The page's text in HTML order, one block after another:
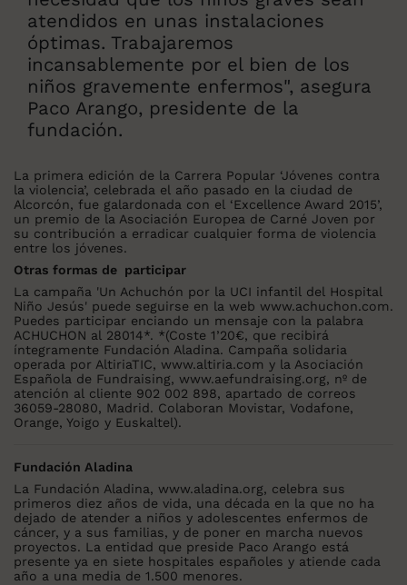
atendidos en unas instalaciones
óptimas. Trabajaremos
incansablemente por el bien de los
niños gravemente enfermos", asegura
Paco Arango, presidente de la
fundación.
La primera edición de la Carrera Popular ‘Jóvenes contra
la violencia’, celebrada el año pasado en la ciudad de
Alcorcón, fue galardonada con el ‘Excellence Award 2015’,
un premio de la Asociación Europea de Carné Joven por
su contribución a erradicar cualquier forma de violencia
entre los jóvenes.
Otras formas de participar
La campaña 'Un Achuchón por la UCI infantil del Hospital
Niño Jesús' puede seguirse en la web www.achuchon.com.
Puedes participar enciando un mensaje con la palabra
ACHUCHON al 28014*. *(Coste 1’20€, que recibirá
íntegramente Fundación Aladina. Campaña solidaria
operada por AltiriaTIC, www.altiria.com y la Asociación
Española de Fundraising, www.aefundraising.org, nº de
atención al cliente 902 002 898, apartado de correos
36059-28080, Madrid. Colaboran Movistar, Vodafone,
Orange, Yoigo y Euskaltel).
Fundación Aladina
La Fundación Aladina, www.aladina.org, celebra sus
primeros diez años de vida, una década en la que no ha
dejado de atender a niños y adolescentes enfermos de
cáncer, y a sus familias, y de poner en marcha nuevos
proyectos. La entidad que preside Paco Arango está
presente ya en siete hospitales españoles y atiende cada
año a una media de 1.500 menores.